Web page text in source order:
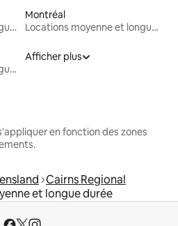
Locations moyenne et longue durée
Montréal
Locations moyenne et longue durée
Locations moyenne et longue durée
Afficher plus
en fonction des zones
Cairns Regional
et longue durée